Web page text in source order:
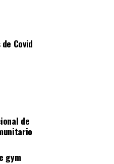
Covid
de
gym